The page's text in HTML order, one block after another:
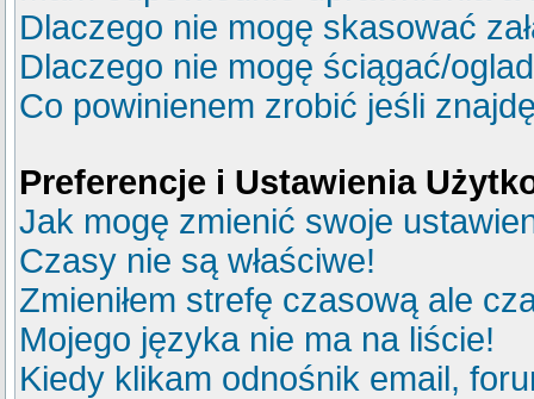
Dlaczego nie mogę skasować
Dlaczego nie mogę ściągać/
Co powinienem zrobić jeśli
Preferencje i Ustawienia
Jak mogę zmienić swoje
Czasy nie są właściwe!
Zmieniłem strefę czasową ale
Mojego języka nie ma na liście!
Kiedy klikam odnośnik email,